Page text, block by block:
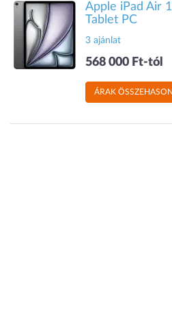
Apple iPad Air
Tablet PC
3 ajánlat
568 000 Ft-tól
ÁRAK